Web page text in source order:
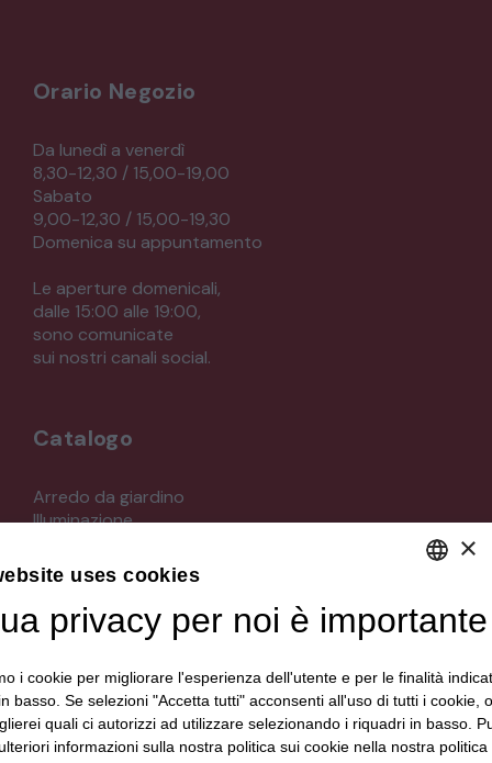
Orario Negozio
Da lunedì a venerdì
8,30-12,30 / 15,00-19,00
Sabato
9,00-12,30 / 15,00-19,30
Domenica su appuntamento
Le aperture domenicali,
dalle 15:00 alle 19:00,
sono comunicate
sui nostri canali social.
Catalogo
Arredo da giardino
Illuminazione
Mobili
Oggettistica
Orologeria
Quadri stampe
Strumenti musicali e accessori
Tappeti e tessuti
Veicoli d'epoca
DEFAULT LANGUAGE
ITALIAN
×
uses cookies
privacy per noi è importante
i cookie per migliorare l'esperienza dell'utente e per le finalità
basso. Se selezioni "Accetta tutti" acconsenti all'uso di tutti i cookie,
quali ci autorizzi ad utilizzare selezionando i riquadri in basso.
informazioni sulla nostra politica sui cookie nella nostra politica